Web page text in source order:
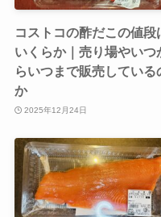
コストコの酢だこの値段
いくらか｜売り場やいつ
らいつまで販売している
か
2025年12月24日